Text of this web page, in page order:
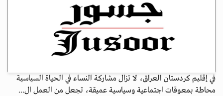
في إقليم كردستان العراق، لا تزال مشاركة النساء في الحياة السياسية
محاطة بمعوقات اجتماعية وسياسية عميقة، تجعل من العمل ال...